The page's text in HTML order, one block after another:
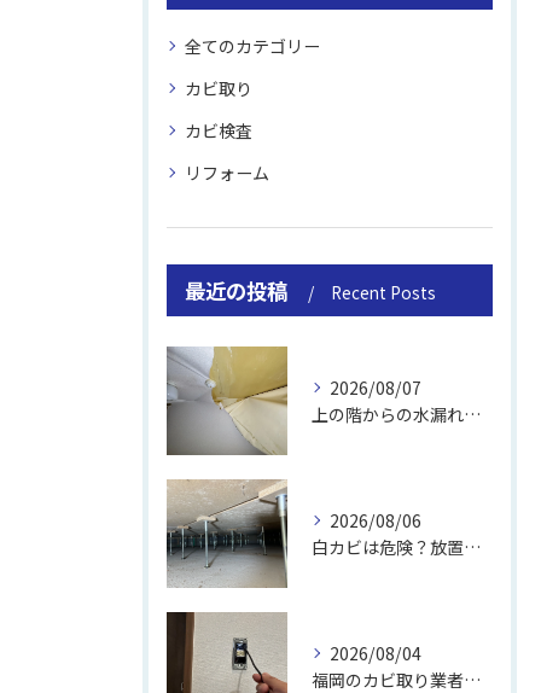
全てのカテゴリー
カビ取り
カビ検査
リフォーム
最近の投稿 Recent Posts
2026/08/07
上の階からの水漏れでカビ｜対処法と業者
2026/08/06
白カビは危険？放置のリスクと取り方
2026/08/04
福岡のカビ取り業者おすすめの選び方と費用